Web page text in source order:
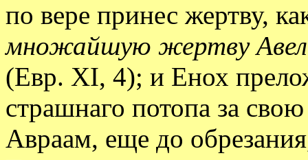
по вере принес жертву,
множайшую жертву
(Евр. XI, 4); и Енох
страшнаго потопа за
Авраам, еще до